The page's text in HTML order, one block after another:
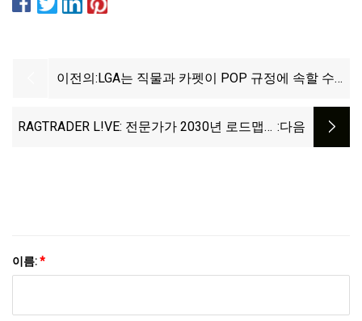
이전의: LGA는 직물과 카펫이 POP 규정에 속할 수
RAGTRADER L!VE: 전문가가 2030년 로드맵에 :다음
이름:*